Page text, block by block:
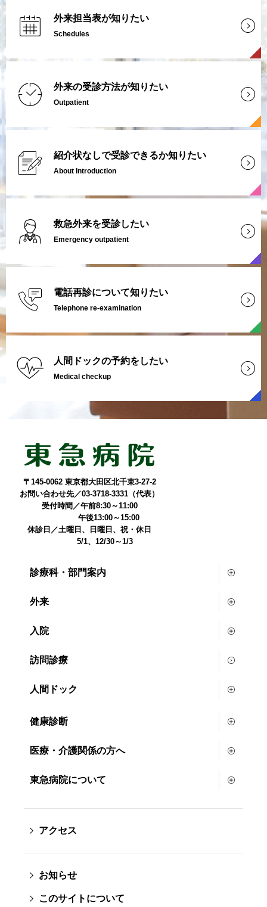
外来担当表が知りたい
Schedules
外来の受診方法が知りたい
Outpatient
紹介状なしで受診できるか知りたい
About Introduction
救急外来を受診したい
Emergency outpatient
電話再診について知りたい
Telephone re-examination
人間ドックの予約をしたい
Medical checkup
〒145-0062 東京都大田区北千束3-27-2
お問い合わせ先／03-3718-3331（代表）
受付時間／午前8:30～11:00
午後13:00～15:00
休診日／土曜日、日曜日、祝・休日
5/1、12/30～1/3
診療科・部門案内
外来
入院
訪問診療
人間ドック
健康診断
医療・介護関係の方へ
東急病院について
アクセス
お知らせ
このサイトについて